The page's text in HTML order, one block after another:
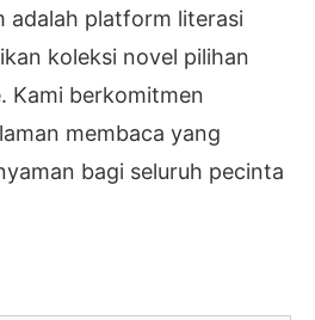
adalah platform literasi
koleksi novel pilihan
Kami berkomitmen
membaca yang
bagi seluruh pecinta